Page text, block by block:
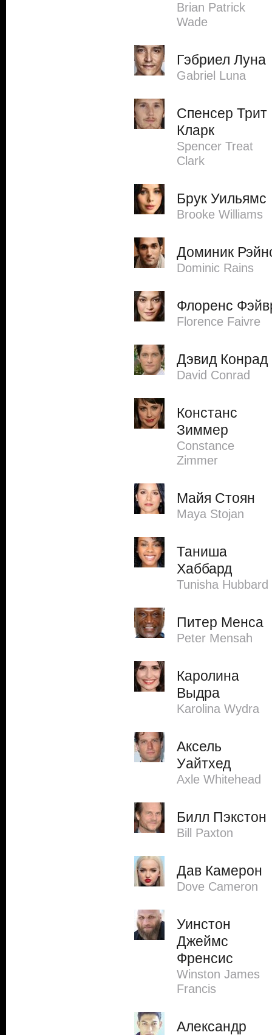
Brian Patrick
Wade
Гэбриел Луна
Gabriel Luna
Спенсер Трит
Кларк
Spencer Treat
Clark
Брук Уильямс
Brooke Williams
Доминик
Dominic Rains
Флоренс
Florence Faivre
Дэвид Конрад
David Conrad
Констанс
Зиммер
Constance
Zimmer
Майя Стоян
Maya Stojan
Таниша
Хаббард
Tunisha Hubbard
Питер Менса
Peter Mensah
Каролина
Выдра
Karolina Wydra
Аксель
Уайтхед
Axle Whitehead
Билл Пэкстон
Bill Paxton
Дав Камерон
Dove Cameron
Уинстон
Джеймс
Френсис
Winston James
Francis
Александр